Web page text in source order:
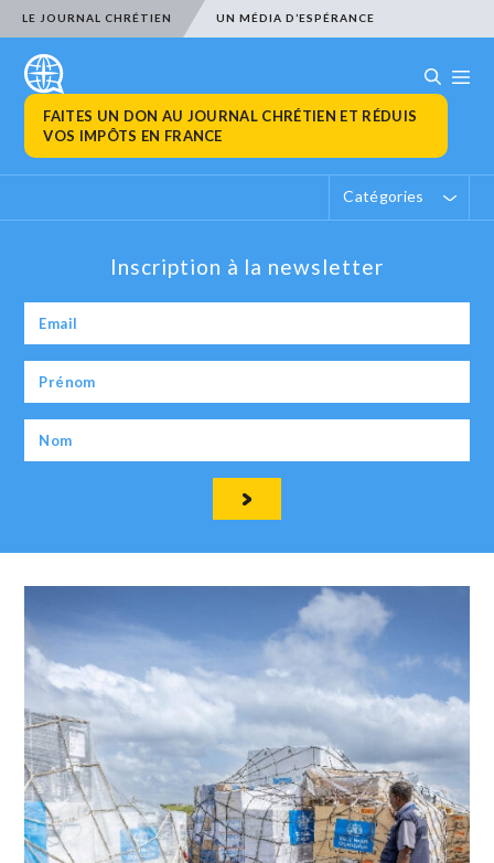
LE JOURNAL CHRÉTIEN UN MÉDIA D’ESPÉRANCE
FAITES UN DON AU JOURNAL CHRÉTIEN ET RÉDUIS
VOS IMPÔTS EN FRANCE
Catégories
Inscription à la newsletter